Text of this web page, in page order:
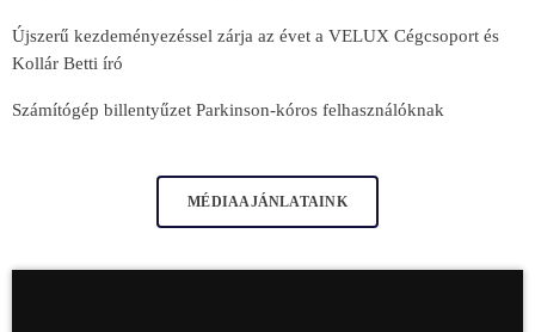
Újszerű kezdeményezéssel zárja az évet a VELUX Cégcsoport és
Kollár Betti író
Számítógép billentyűzet Parkinson-kóros felhasználóknak
MÉDIAAJÁNLATAINK